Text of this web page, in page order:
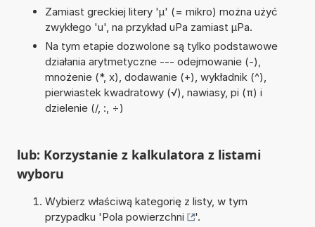
Zamiast greckiej litery 'µ' (= mikro) można użyć
zwykłego 'u', na przykład uPa zamiast µPa.
Na tym etapie dozwolone są tylko podstawowe
działania arytmetyczne --- odejmowanie (-),
mnożenie (*, x), dodawanie (+), wykładnik (^),
pierwiastek kwadratowy (√), nawiasy, pi (π) i
dzielenie (/, :, ÷)
lub: Korzystanie z kalkulatora z listami
wyboru
Wybierz właściwą kategorię z listy, w tym
przypadku 'Pola powierzchni
'.